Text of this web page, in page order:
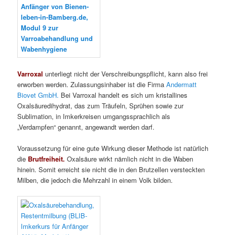
Varroxal unterliegt nicht der Verschreibungspflicht, kann also frei
erworben werden. Zulassungsinhaber ist die FirmaAndermatt
Biovet GmbH. Bei Varroxal handelt es sich um kristallines
Oxalsäuredihydrat, das zum Träufeln, Sprühen sowie zur
Sublimation, in Imkerkreisen umgangssprachlich als
„Verdampfen“ genannt, angewandt werden darf.
Voraussetzung für eine gute Wirkung dieser Methode ist natürlich
die Brutfreiheit. Oxalsäure wirkt nämlich nicht in die Waben
hinein. Somit erreicht sie nicht die in den Brutzellen versteckten
Milben, die jedoch die Mehrzahl in einem Volk bilden.